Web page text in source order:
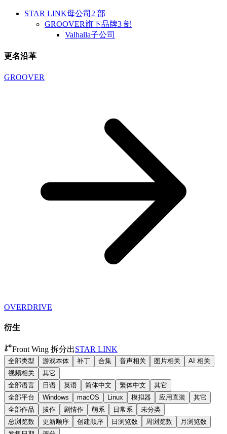
STAR LINK母公司 2 部
GROOVER旗下品牌3 部
Valhalla子公司
更名沿革
GROOVER
OVERDRIVE
衍生
Front Wing 拆分出STAR LINK
全部类型 游戏本体 补丁 合集 音声相关 图片相关
AI 相关
视频相关
其它
全部语言
日语 英语 简体中文 繁体中文
其它
全部平台
Windows macOS Linux 模拟器 应用直装
其它
全部作品
拔作 剧情作 萌系 日常系
未分类
总浏览数
更新顺序 创建顺序 日浏览数 周浏览数
月浏览数